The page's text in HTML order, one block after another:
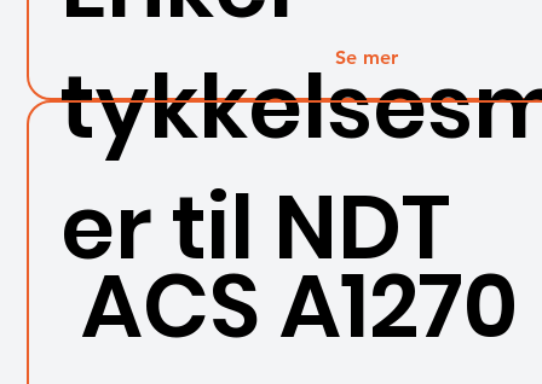
er til NDT
Se mer
ACS